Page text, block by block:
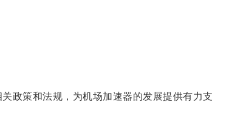
政策和法规，为机场加速器的发展提供有力支